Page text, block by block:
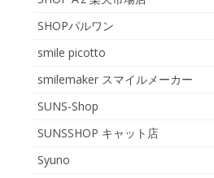
SHOPパルワン
smile picotto
smilemaker スマイルメーカー
SUNS-Shop
SUNSSHOP キャット店
Syuno